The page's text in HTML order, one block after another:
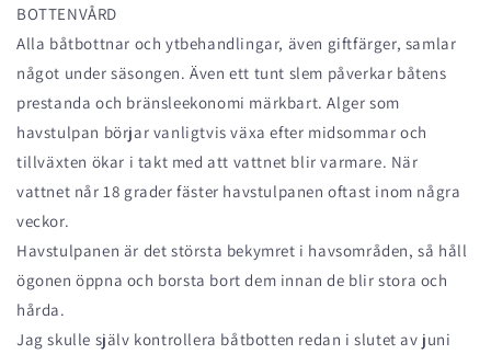
BOTTENVÅRD
Alla båtbottnar och ytbehandlingar, även giftfärger, samlar
något under säsongen. Även ett tunt slem påverkar båtens
prestanda och bränsleekonomi märkbart. Alger som
havstulpan börjar vanligtvis växa efter midsommar och
tillväxten ökar i takt med att vattnet blir varmare. När
vattnet når 18 grader fäster havstulpanen oftast inom några
veckor.
Havstulpanen är det största bekymret i havsområden, så håll
ögonen öppna och borsta bort dem innan de blir stora och
hårda.
Jag skulle själv kontrollera båtbotten redan i slutet av juni